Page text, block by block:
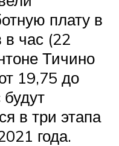
плату в
час (22
Тичино
19,75 до
в три этапа
года.